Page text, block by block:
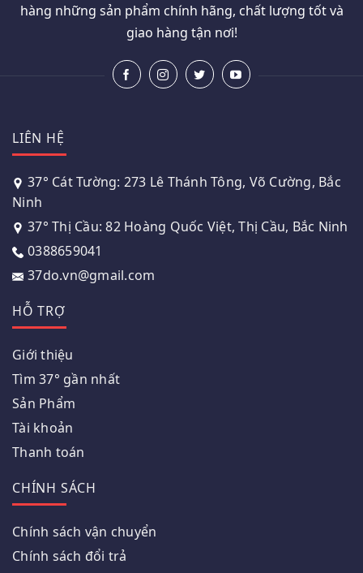
hàng những sản phẩm chính hãng, chất lượng tốt và
giao hàng tận nơi!
LIÊN HỆ
37° Cát Tường: 273 Lê Thánh Tông, Võ Cường, Bắc
Ninh
37° Thị Cầu: 82 Hoàng Quốc Việt, Thị Cầu, Bắc Ninh
0388659041
37do.vn@gmail.com
HỖ TRỢ
Giới thiệu
Tìm 37° gần nhất
Sản Phẩm
Tài khoản
Thanh toán
CHÍNH SÁCH
Chính sách vận chuyển
Chính sách đổi trả